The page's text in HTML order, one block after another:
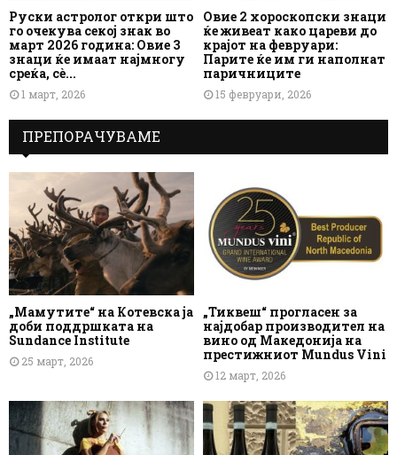
Руски астролог откри што
го очекува секој знак во
март 2026 година: Овие 3
знаци ќе имаат најмногу
среќа, сè...
1 март, 2026
Овие 2 хороскопски знаци
ќе живеат како цареви до
крајот на февруари:
Парите ќе им ги наполнат
паричниците
15 февруари, 2026
ПРЕПОРАЧУВАМЕ
„Мамутите“ на Котевска ја
доби поддршката на
Sundance Institute
25 март, 2026
„Тиквеш“ прогласен за
најдобар производител на
вино од Македонија на
престижниот Mundus Vini
12 март, 2026